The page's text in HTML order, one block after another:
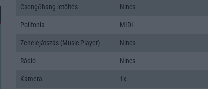
Csengőhang letöltés Nincs
Polifonia MIDI
Zenelejátszás (Music Player) Nincs
Rádió Nincs
Kamera 1x